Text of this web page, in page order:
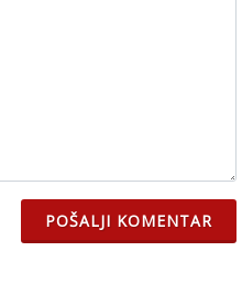
POŠALJI KOMENTAR